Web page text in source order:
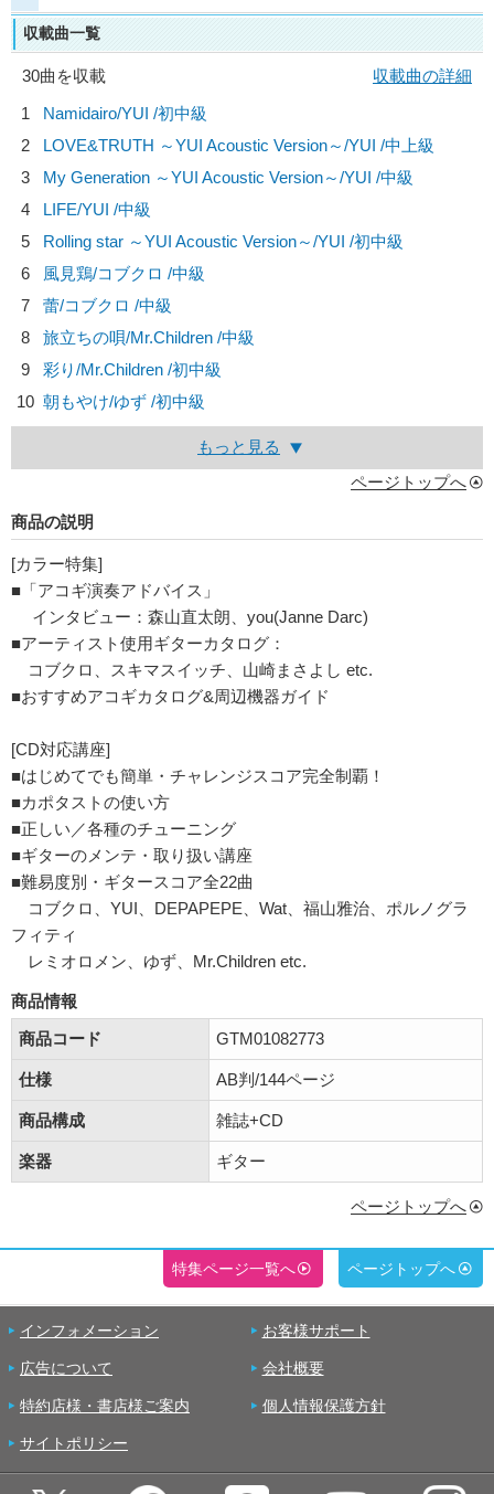
収載曲一覧
30曲を収載
収載曲の詳細
1
Namidairo/YUI /初中級
2
LOVE&TRUTH ～YUI Acoustic Version～/YUI /中上級
3
My Generation ～YUI Acoustic Version～/YUI /中級
4
LIFE/YUI /中級
5
Rolling star ～YUI Acoustic Version～/YUI /初中級
6
風見鶏/コブクロ /中級
7
蕾/コブクロ /中級
8
旅立ちの唄/Mr.Children /中級
9
彩り/Mr.Children /初中級
10 朝もやけ/ゆず /初中級
もっと見る
ページトップへ
商品の説明
[カラー特集]
■「アコギ演奏アドバイス」
インタビュー：森山直太朗、you(Janne Darc)
■アーティスト使用ギターカタログ：
コブクロ、スキマスイッチ、山崎まさよし etc.
■おすすめアコギカタログ&周辺機器ガイド
[CD対応講座]
■はじめてでも簡単・チャレンジスコア完全制覇！
■カポタストの使い方
■正しい／各種のチューニング
■ギターのメンテ・取り扱い講座
■難易度別・ギタースコア全22曲
コブクロ、YUI、DEPAPEPE、Wat、福山雅治、ポルノグラ
フィティ
レミオロメン、ゆず、Mr.Children etc.
商品情報
商品コード
GTM01082773
仕様 AB判/144ページ
商品構成 雑誌+CD
楽器 ギター
ページトップへ
特集ページ一覧へ ページトップへ
インフォメーション お客様サポート
広告について 会社概要
特約店様・書店様ご案内 個人情報保護方針
サイトポリシー